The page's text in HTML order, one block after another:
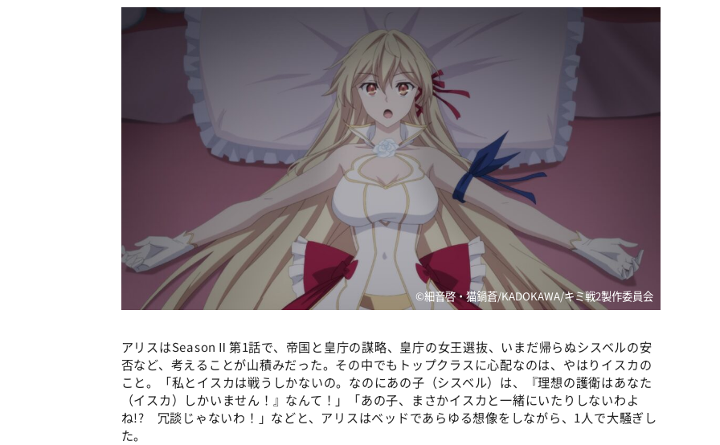
©細音啓・猫鍋蒼/KADOKAWA/キミ戦2製作委員会
アリスはSeasonⅡ第1話で、帝国と皇庁の謀略、皇庁の女王選抜、いまだ帰らぬシスベルの安
否など、考えることが山積みだった。その中でもトップクラスに心配なのは、やはりイスカの
こと。「私とイスカは戦うしかないの。なのにあの子（シスベル）は、『理想の護衛はあなた
（イスカ）しかいません！』なんて！」「あの子、まさかイスカと一緒にいたりしないわよ
ね!? 冗談じゃないわ！」などと、アリスはベッドであらゆる想像をしながら、1人で大騒ぎし
た。